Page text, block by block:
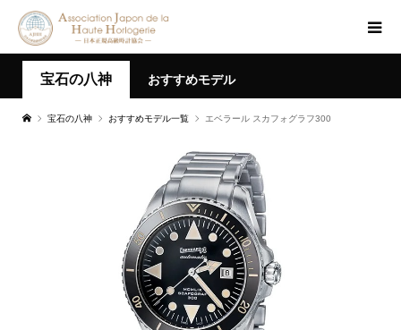
宝石の八神 おすすめモデル
宝石の八神 おすすめモデル一覧 エベラール スカフォグラフ300